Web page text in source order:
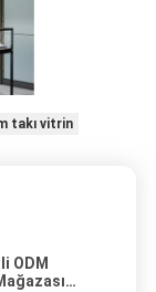
takı vitrin
ODM